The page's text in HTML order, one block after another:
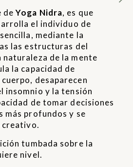
deYoga Nidra, es que
el individuo de
mediante la
las estructuras del
naturaleza de la mente
la capacidad de
desaparecen
insomnio y la tensión
de tomar decisiones
más profundos y se
creativo.
tumbada sobre la
nivel.